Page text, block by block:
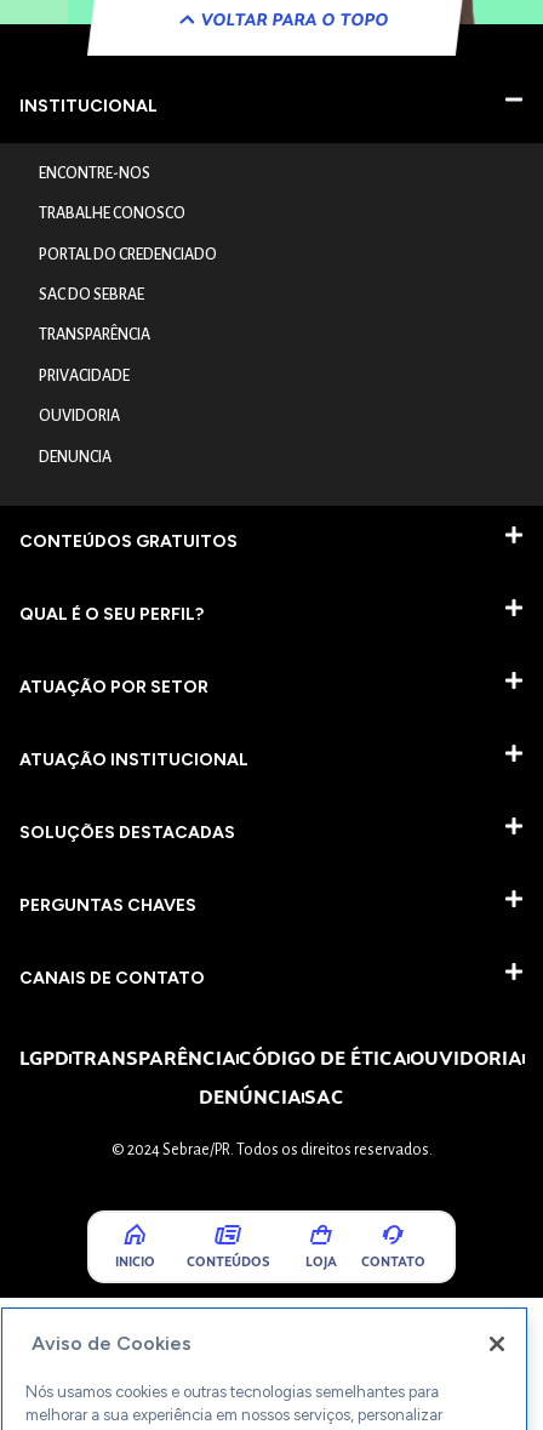
VOLTAR PARA O TOPO
INSTITUCIONAL
ENCONTRE-NOS
TRABALHE CONOSCO
PORTAL DO CREDENCIADO
SAC DO SEBRAE
TRANSPARÊNCIA
PRIVACIDADE
OUVIDORIA
DENUNCIA
CONTEÚDOS GRATUITOS
QUAL É O SEU PERFIL?
ATUAÇÃO POR SETOR
ATUAÇÃO INSTITUCIONAL
SOLUÇÕES DESTACADAS
PERGUNTAS CHAVES​
CANAIS DE CONTATO
LGPDTRANSPARÊNCIACÓDIGO DE ÉTICAOUVIDORIA
DENÚNCIASAC
© 2024 Sebrae/PR. Todos os direitos reservados.
INICIO CONTEÚDOS LOJA CONTATO
Aviso de Cookies
Nós usamos cookies e outras tecnologias semelhantes para
melhorar a sua experiência em nossos serviços, personalizar